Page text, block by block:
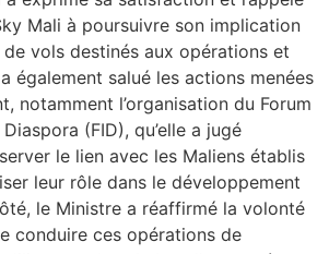
Mali à poursuivre son implication
de vols destinés aux opérations et
également salué les actions menées
notamment l’organisation du Forum
(FID), qu’elle a jugé
le lien avec les Maliens établis
leur rôle dans le développement
le Ministre a réaffirmé la volonté
conduire ces opérations de